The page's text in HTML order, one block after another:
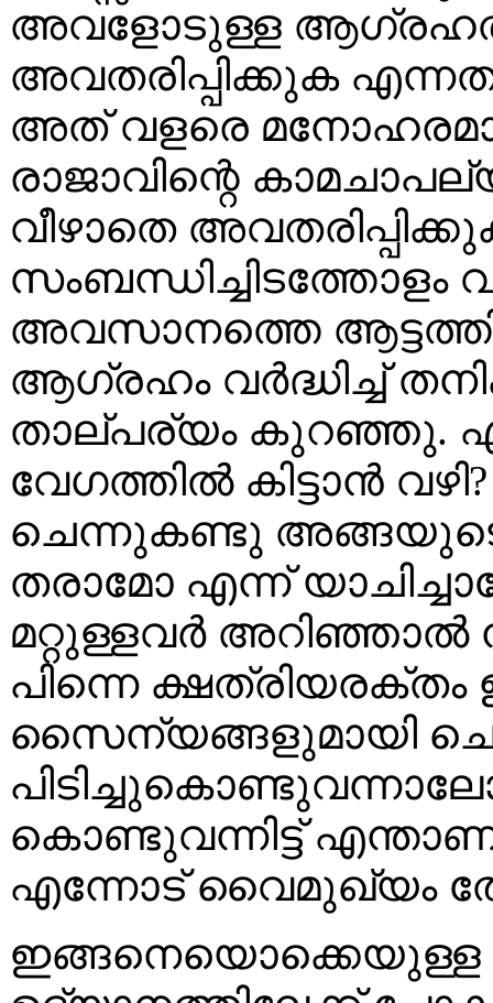
അവളോടുള്ള
അവതരിപ്പിക്കുക
അത് വളരെ
രാജാവിന്റെ
വീഴാതെ
സംബന്ധിച്ചിടത്തോളം
അവസാനത്തെ
ആഗ്രഹം വര്‍ദ്ധിച്ച്
താല്പര്യം കുറഞ്ഞു.
വേഗത്തില്‍ കിട്ടാന്‍
ചെന്നുകണ്ടു അങ്ങയുടെ
തരാമോ എന്ന്
മറ്റുള്ളവര്‍ അറിഞ്ഞാല്‍
പിന്നെ ക്ഷത്രിയരക്തം
സൈന്യങ്ങളുമായി
കൊണ്ടുവന്നിട്ട്
എന്നോട് വൈമുഖ്യം
ഇങ്ങനെയൊക്കെയുള്ള